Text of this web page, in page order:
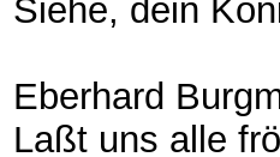
Siehe, dein
Eberhard
Laßt uns alle